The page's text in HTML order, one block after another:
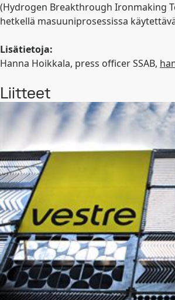
(Hydrogen Breakthrough Ironmaking
hetkellä masuuniprosessissa
Lisätietoja:
Hanna Hoikkala, press officer SSAB,
Liitteet